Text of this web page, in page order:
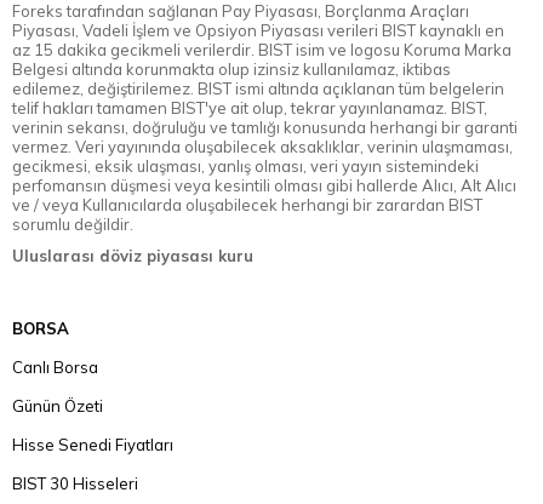
Foreks tarafından sağlanan Pay Piyasası, Borçlanma Araçları
Piyasası, Vadeli İşlem ve Opsiyon Piyasası verileri BIST kaynaklı en
az 15 dakika gecikmeli verilerdir. BIST isim ve logosu Koruma Marka
Belgesi altında korunmakta olup izinsiz kullanılamaz, iktibas
edilemez, değiştirilemez. BIST ismi altında açıklanan tüm belgelerin
telif hakları tamamen BIST'ye ait olup, tekrar yayınlanamaz. BIST,
verinin sekansı, doğruluğu ve tamlığı konusunda herhangi bir garanti
vermez. Veri yayınında oluşabilecek aksaklıklar, verinin ulaşmaması,
gecikmesi, eksik ulaşması, yanlış olması, veri yayın sistemindeki
perfomansın düşmesi veya kesintili olması gibi hallerde Alıcı, Alt Alıcı
ve / veya Kullanıcılarda oluşabilecek herhangi bir zarardan BIST
sorumlu değildir.
Uluslarası döviz piyasası kuru
BORSA
Canlı Borsa
Günün Özeti
Hisse Senedi Fiyatları
BIST 30 Hisseleri